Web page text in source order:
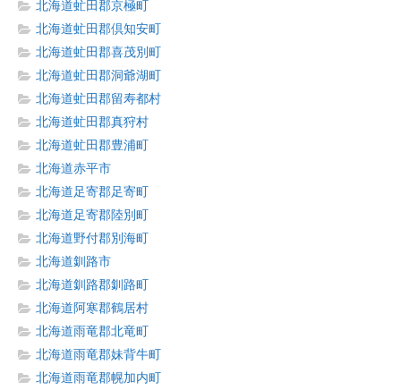
北海道虻田郡京極町
北海道虻田郡倶知安町
北海道虻田郡喜茂別町
北海道虻田郡洞爺湖町
北海道虻田郡留寿都村
北海道虻田郡真狩村
北海道虻田郡豊浦町
北海道赤平市
北海道足寄郡足寄町
北海道足寄郡陸別町
北海道野付郡別海町
北海道釧路市
北海道釧路郡釧路町
北海道阿寒郡鶴居村
北海道雨竜郡北竜町
北海道雨竜郡妹背牛町
北海道雨竜郡幌加内町